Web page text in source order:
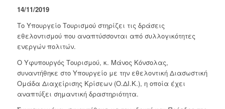
14/11/2019
Το Yπουργείο Τουρισμού στηρίζει τις δράσεις
εθελοντισμού που αναπτύσσονται από συλλογικότητες
ενεργών πολιτών.
Ο Υφυπουργός Τουρισμού, κ. Μάνος Κόνσολας,
συναντήθηκε στο Υπουργείο με την εθελοντική Διασωστική
Ομάδα Διαχείρισης Κρίσεων (Ο.ΔΙ.Κ.), η οποία έχει
αναπτύξει σημαντική δραστηριότητα.